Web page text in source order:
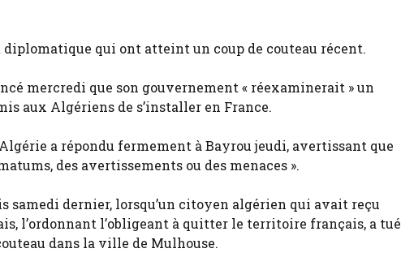
qui ont atteint un coup de couteau récent.
mercredi que son gouvernement « réexaminerait » un
aux Algériens de s’installer en France.
a répondu fermement à Bayrou jeudi, avertissant que
des avertissements ou des menaces ».
samedi dernier, lorsqu’un citoyen algérien qui avait reçu
l’ordonnant l’obligeant à quitter le territoire français, a tué
dans la ville de Mulhouse.